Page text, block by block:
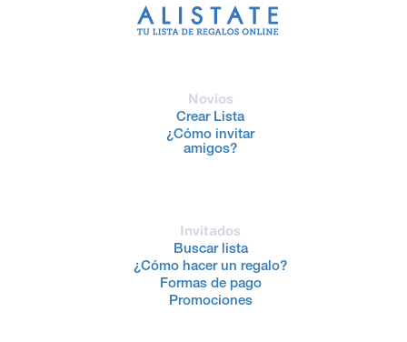
Novios
Crear Lista
¿Cómo invitar
amigos?
Invitados
Buscar lista
¿Cómo hacer un regalo?
Formas de pago
Promociones